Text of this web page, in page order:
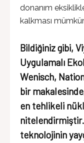
donanım
kalkması
Bildiğiniz gibi,
Uygulamalı
Wenisch,
bir
en tehlikeli
teknolojinin